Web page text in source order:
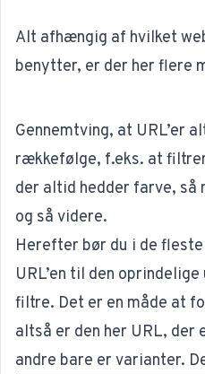
Alt afhængig af hvilket
benytter, er der her flere
Gennemtving, at URL’er
rækkefølge, f.eks. at
der altid hedder farve,
og så videre.
Herefter bør du i de
URL’en til den
filtre. Det er en måde at
altså er den her URL, der
andre bare er varianter.